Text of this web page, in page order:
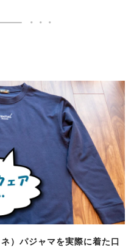
）パジャマを実際に着た口